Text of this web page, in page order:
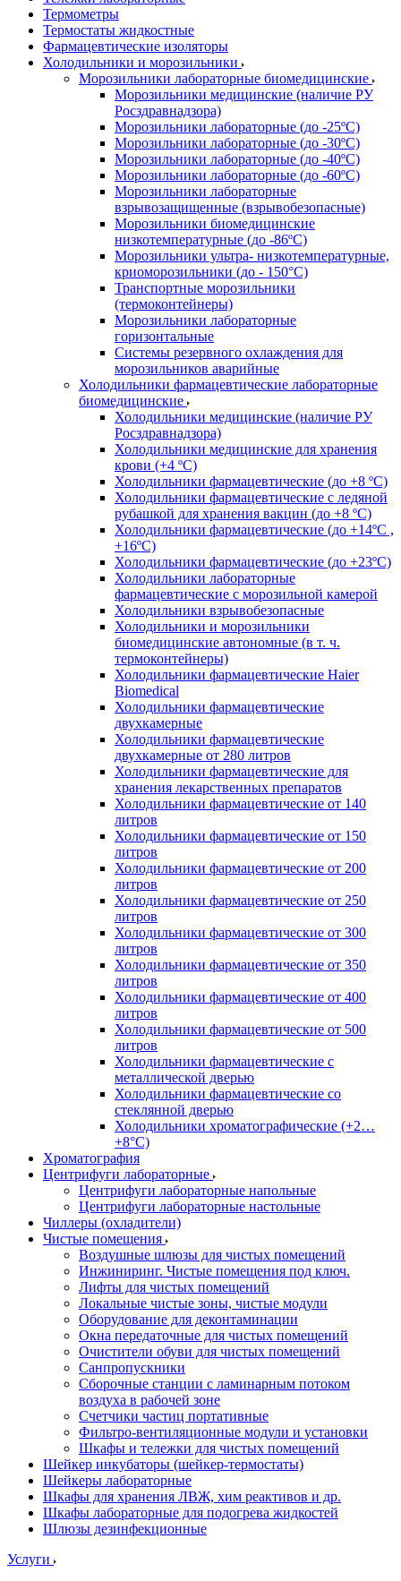
Термометры
Термостаты жидкостные
Фармацевтические изоляторы
Холодильники и морозильники
Морозильники лабораторные биомедицинские
Морозильники медицинские (наличие РУ
Росздравнадзора)
Морозильники лабораторные (до -25ºС)
Морозильники лабораторные (до -30ºС)
Морозильники лабораторные (до -40ºС)
Морозильники лабораторные (до -60ºС)
Морозильники лабораторные
взрывозащищенные (взрывобезопасные)
Морозильники биомедицинские
низкотемпературные (до -86ºС)
Морозильники ультра- низкотемпературные,
криоморозильники (до - 150°С)
Транспортные морозильники
(термоконтейнеры)
Морозильники лабораторные
горизонтальные
Системы резервного охлаждения для
морозильников аварийные
Холодильники фармацевтические лабораторные
биомедицинские
Холодильники медицинские (наличие РУ
Росздравнадзора)
Холодильники медицинские для хранения
крови (+4 ºС)
Холодильники фармацевтические (до +8 ºС)
Холодильники фармацевтические с ледяной
рубашкой для хранения вакцин (до +8 ºС)
Холодильники фармацевтические (до +14ºС ,
+16ºС)
Холодильники фармацевтические (до +23ºС)
Холодильники лабораторные
фармацевтические с морозильной камерой
Холодильники взрывобезопасные
Холодильники и морозильники
биомедицинские автономные (в т. ч.
термоконтейнеры)
Холодильники фармацевтические Haier
Biomedical
Холодильники фармацевтические
двухкамерные
Холодильники фармацевтические
двухкамерные от 280 литров
Холодильники фармацевтические для
хранения лекарственных препаратов
Холодильники фармацевтические от 140
литров
Холодильники фармацевтические от 150
литров
Холодильники фармацевтические от 200
литров
Холодильники фармацевтические от 250
литров
Холодильники фармацевтические от 300
литров
Холодильники фармацевтические от 350
литров
Холодильники фармацевтические от 400
литров
Холодильники фармацевтические от 500
литров
Холодильники фармацевтические с
металлической дверью
Холодильники фармацевтические со
стеклянной дверью
Холодильники хроматографические (+2…
+8°C)
Хроматография
Центрифуги лабораторные
Центрифуги лабораторные напольные
Центрифуги лабораторные настольные
Чиллеры (охладители)
Чистые помещения
Воздушные шлюзы для чистых помещений
Инжиниринг. Чистые помещения под ключ.
Лифты для чистых помещений
Локальные чистые зоны, чистые модули
Оборудование для деконтаминации
Окна передаточные для чистых помещений
Очистители обуви для чистых помещений
Санпропускники
Сборочные станции с ламинарным потоком
воздуха в рабочей зоне
Счетчики частиц портативные
Фильтро-вентиляционные модули и установки
Шкафы и тележки для чистых помещений
Шейкер инкубаторы (шейкер-термостаты)
Шейкеры лабораторные
Шкафы для хранения ЛВЖ, хим реактивов и др.
Шкафы лабораторные для подогрева жидкостей
Шлюзы дезинфекционные
Услуги